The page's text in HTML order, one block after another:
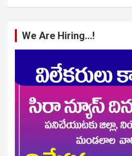
We Are Hiring…!